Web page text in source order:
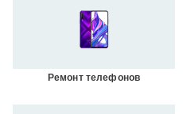
Ремонт телефонов